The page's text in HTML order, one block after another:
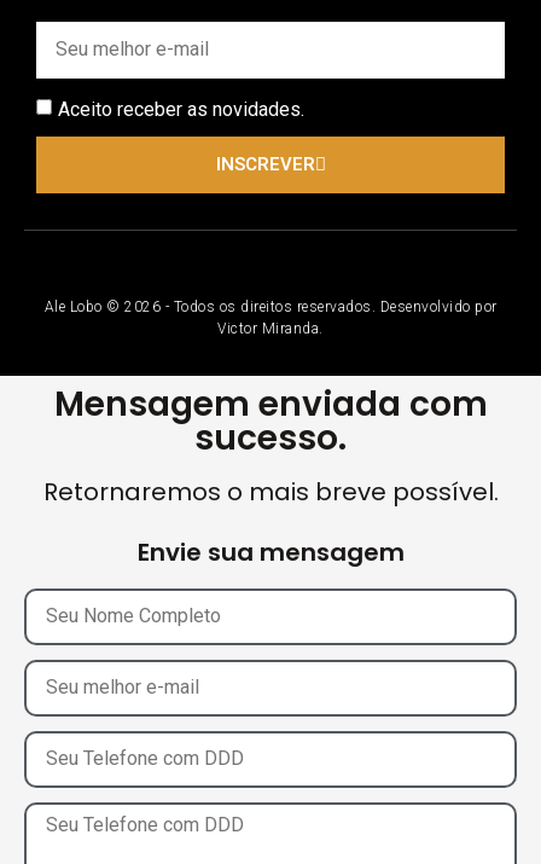
Aceito receber as novidades.
INSCREVER
Ale Lobo © 2026 - Todos os direitos reservados. Desenvolvido por
Victor Miranda.
Mensagem enviada com
sucesso.
Retornaremos o mais breve possível.
Envie sua mensagem